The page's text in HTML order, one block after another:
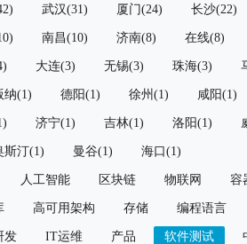
武汉(31) 厦门(24) 长沙(22)
南昌(10) 济南(8) 在线(8)
大连(3) 无锡(3) 珠海(3)
纳(1) 德阳(1) 徐州(1) 咸阳(1)
济宁(1) 吉林(1) 洛阳(1)
斯汀(1) 曼谷(1) 海口(1)
人工智能 区块链 物联网 容
高可用架构 存储 编程语言
发 IT运维 产品 软件测试